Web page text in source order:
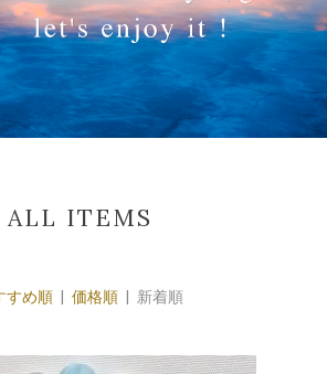
ALL ITEMS
すめ順 | 価格順 | 新着順